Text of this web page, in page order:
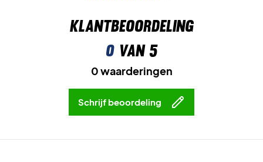
Klantbeoordeling
0van 5
0 waarderingen
Schrijf beoordeling